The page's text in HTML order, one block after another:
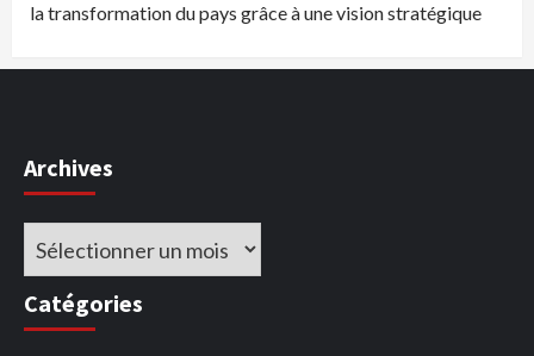
la transformation du pays grâce à une vision stratégique
Archives
Archives
Catégories